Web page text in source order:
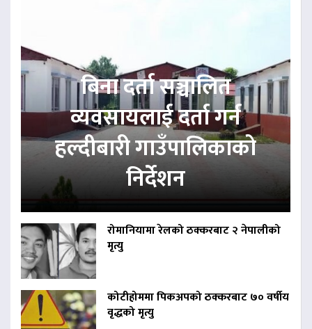
बिना दर्ता सञ्चालित
व्यवसायलाई दर्ता गर्न
हल्दीबारी गाउँपालिकाको
निर्देशन
रोमानियामा रेलको ठक्करबाट २ नेपालीको
मृत्यु
कोटीहोममा पिकअपको ठक्करबाट ७० वर्षीय
वृद्धको मृत्यु